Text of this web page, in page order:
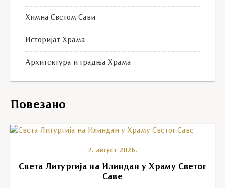
Химна Светом Сави
Историјат Храма
Архитектура и градња Храма
Повезано
2. август 2026.
Света Литургија на Илиндан у Храму Светог
Саве